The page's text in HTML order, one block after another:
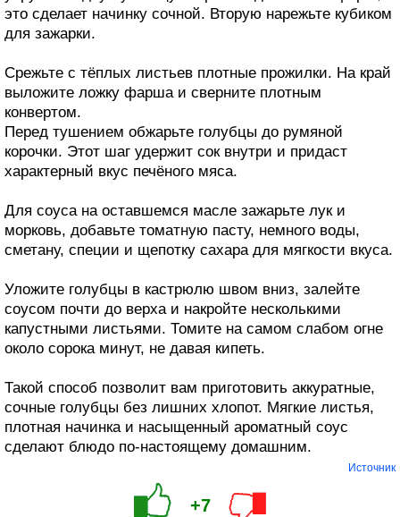
это сделает начинку сочной. Вторую нарежьте кубиком
для зажарки.
Срежьте с тёплых листьев плотные прожилки. На край
выложите ложку фарша и сверните плотным
конвертом.
Перед тушением обжарьте голубцы до румяной
корочки. Этот шаг удержит сок внутри и придаст
характерный вкус печёного мяса.
Для соуса на оставшемся масле зажарьте лук и
морковь, добавьте томатную пасту, немного воды,
сметану, специи и щепотку сахара для мягкости вкуса.
Уложите голубцы в кастрюлю швом вниз, залейте
соусом почти до верха и накройте несколькими
капустными листьями. Томите на самом слабом огне
около сорока минут, не давая кипеть.
Такой способ позволит вам приготовить аккуратные,
сочные голубцы без лишних хлопот. Мягкие листья,
плотная начинка и насыщенный ароматный соус
сделают блюдо по-настоящему домашним.
Источник
+7